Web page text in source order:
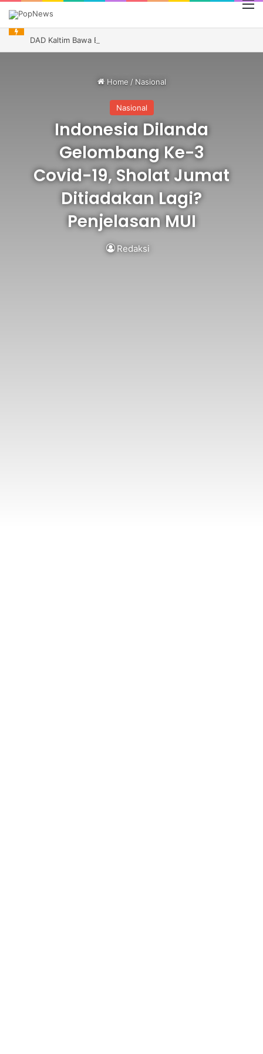
Home / Nasional
Nasional
Indonesia Dilanda
Gelombang Ke-3
Covid-19, Sholat Jumat
Ditiadakan Lagi?
Penjelasan MUI
Redaksi